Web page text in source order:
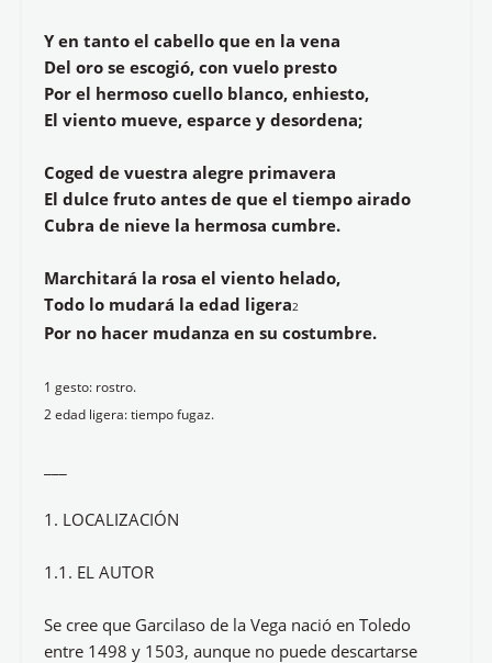
Y en tanto el cabello que en la vena
Del oro se escogió, con vuelo presto
Por el hermoso cuello blanco, enhiesto,
El viento mueve, esparce y desordena;
Coged de vuestra alegre primavera
El dulce fruto antes de que el tiempo airado
Cubra de nieve la hermosa cumbre.
Marchitará la rosa el viento helado,
Todo lo mudará la edad ligera2
Por no hacer mudanza en su costumbre.
1 gesto: rostro.
2 edad ligera: tiempo fugaz.
1. LOCALIZACIÓN
1.1. EL AUTOR
Se cree que Garcilaso de la Vega nació en Toledo
entre 1498 y 1503, aunque no puede descartarse